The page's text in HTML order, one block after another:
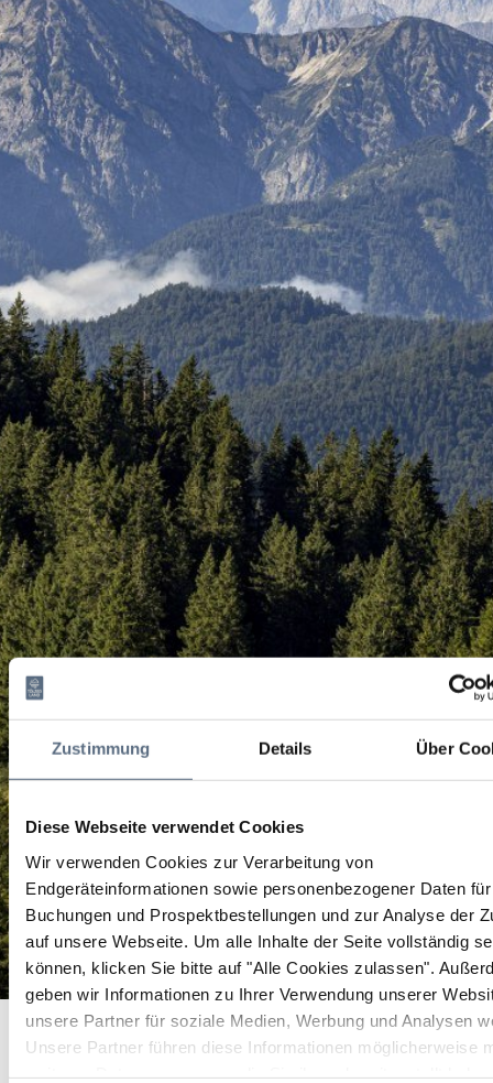
Zustimmung Details Über
Diese Webseite verwendet Cookies
Wir verwenden Cookies zur Verarbeitung von
Endgeräteinformationen sowie personenbezogener Daten
Buchungen und Prospektbestellungen und zur Analyse der
auf unsere Webseite. Um alle Inhalte der Seite vollständig
können, klicken Sie bitte auf "Alle Cookies zulassen".
geben wir Informationen zu Ihrer Verwendung unserer
unsere Partner für soziale Medien, Werbung und Analysen
Unsere Partner führen diese Informationen möglicherweise
Feuerwehrübung
Startseite Feuerwehrübung
Feuerwehrübung